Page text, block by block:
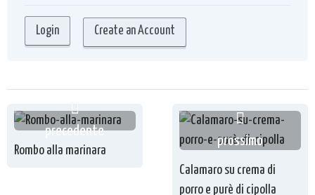
Create an Account
precedente
Rombo alla marinara
prossimo
Calamaro su crema di
porro e purè di cipolla